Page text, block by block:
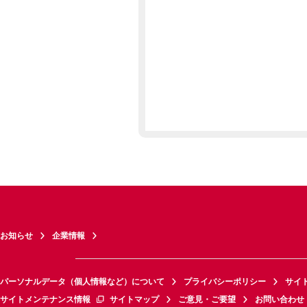
お知らせ 企業情報
パーソナルデータ（個人情報など）について プライバシーポリシー
サイ
サイトメンテナンス情報
サイトマップ ご意見・ご要望 お問い合わせ